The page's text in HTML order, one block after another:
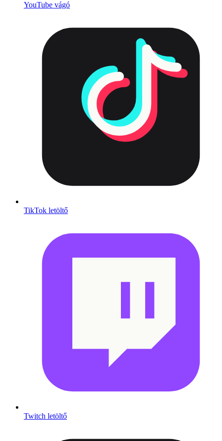
YouTube vágó
TikTok letöltő
Twitch letöltő